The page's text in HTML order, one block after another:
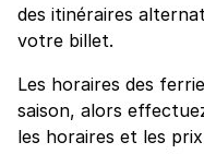
des itinéraires
votre billet.
Les horaires des
saison, alors
les horaires et les